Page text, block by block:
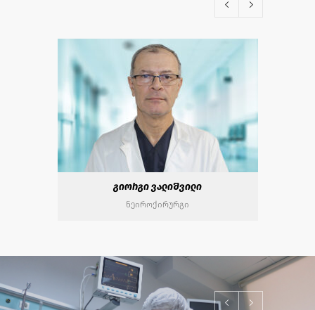
დიმიტრი მარგველაშვილი
კარდიოლოგი, ინტერვენციული